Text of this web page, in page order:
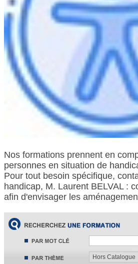
Nos formations prennent en
personnes en situation de
Pour tout besoin spécifique,
handicap, M. Laurent BELVAL :
afin d'envisager les